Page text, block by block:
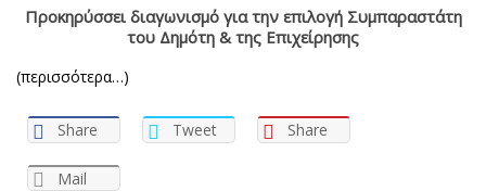
Προκηρύσσει διαγωνισμό για την επιλογή Συμπαραστάτη
του Δημότη & της Επιχείρησης
(περισσότερα…)
Share Tweet Share
Mail